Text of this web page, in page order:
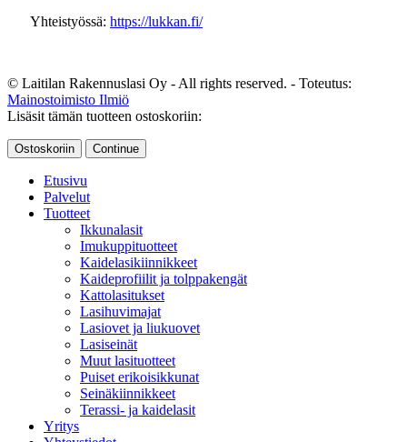
Yhteistyössä: https://lukkan.fi/
© Laitilan Rakennuslasi Oy - All rights reserved. - Toteutus:
Mainostoimisto Ilmiö
Lisäsit tämän tuotteen ostoskoriin:
Ostoskoriin Continue
Etusivu
Palvelut
Tuotteet
Ikkunalasit
Imukuppituotteet
Kaidelasikiinnikkeet
Kaideprofiilit ja tolppakengät
Kattolasitukset
Lasihuvimajat
Lasiovet ja liukuovet
Lasiseinät
Muut lasituotteet
Puiset erikoisikkunat
Seinäkiinnikkeet
Terassi- ja kaidelasit
Yritys